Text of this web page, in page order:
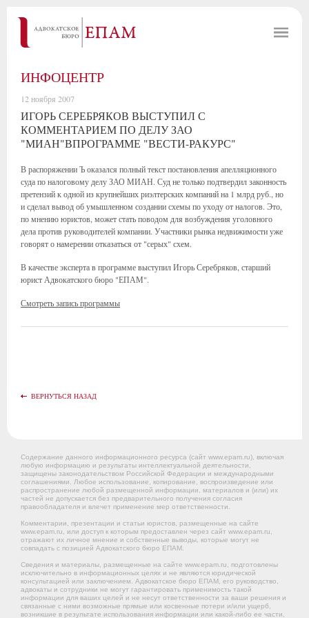
ИНФОЦЕНТР
12 ноября 2007
ИГОРЬ СЕРЕБРЯКОВ ВЫСТУПИЛ С
КОММЕНТАРИЕМ ПО ДЕЛУ ЗАО
"МИАН"ВПРОГРАММЕ "ВЕСТИ-РАКУРС"
В распоряжении Ъ оказался полный текст постановления апелляционного
суда по налоговому делу ЗАО МИАН. Суд не только подтвердил законность
претензий к одной из крупнейших риэлтерских компаний на 1 млрд руб., но
и сделал вывод об умышленном создании схемы по уходу от налогов. Это,
по мнению юристов, может стать поводом для возбуждения уголовного
дела против руководителей компании. Участники рынка недвижимости уже
говорят о намерении отказаться от "серых" схем.
В качестве эксперта в программе выступил Игорь Серебряков, старший
юрист Адвокатского бюро "ЕПАМ".
Смотреть запись программы
ВЕРНУТЬСЯ НАЗАД
Содержание данного информационного ресурса (сайт www.epam.ru), включая
любую информацию и результаты интеллектуальной деятельности,
защищены законодательством Российской Федерации и международными
соглашениями. Любое использование, копирование, воспроизведение или
распространение любой размещенной информации, материалов и (или) их
частей не допускается без предварительного получения согласия
правообладателя и влечет применение мер ответственности.
Комментарии, презентации и статьи юристов, размещенные на сайте
www.epam.ru, или доступ к которым предоставлен через сайт www.epam.ru,
отражают их личное мнение и собственные выводы, которые могут не
совпадать с позицией Адвокатского бюро ЕПАМ.
Сведения и материалы, размещенные на сайте www.epam.ru, подготовлены
исключительно в информационных целях и не являются юридической
консультацией или заключением. Адвокатское бюро ЕПАМ, его руководство,
адвокаты и сотрудники не могут гарантировать применимость такой
информации для ваших целей и не несут ответственности за ваши решения и
связанные с ними возможные прямые или косвенные потери и/или ущерб,
возникшие в результате использования информации или какой-либо ее части,